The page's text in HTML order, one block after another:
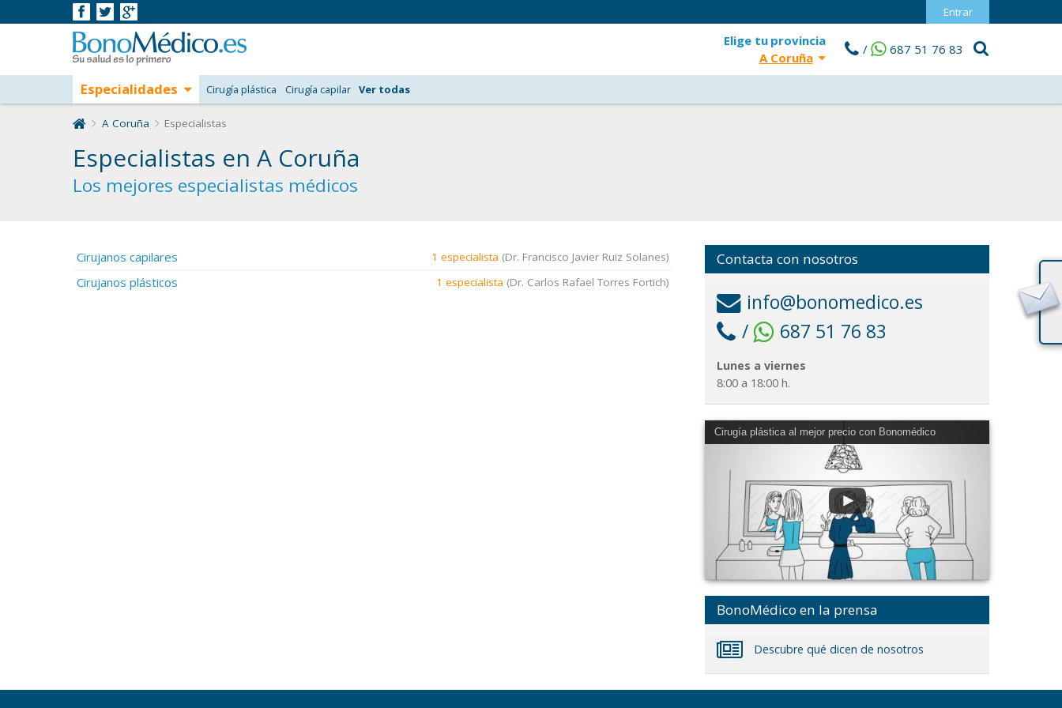
Entrar
Elige tu provincia
A Coruña
/ 687 51 76 83
A Coruña Especialistas
Especialistas en A Coruña
Los mejores especialistas médicos
Cirujanos capilares 1 especialista (Dr. Francisco Javier Ruiz Solanes)
Cirujanos plásticos 1 especialista (Dr. Carlos Rafael Torres Fortich)
Contacta con nosotros
info@bonomedico.es
/
687 51 76 83
Lunes a viernes
8:00 a 18:00 h.
Cirugía plástica al mejor precio con Bonomédico
BonoMédico en la prensa
Descubre qué dicen de nosotros
Especialidades Cirugía plástica Cirugía capilar Ver todas